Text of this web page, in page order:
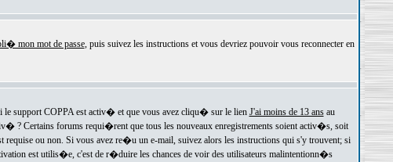
mon mot de passe, puis suivez les instructions et vous devriez pouvoir vous reconnecter en
support COPPA est activ� et que vous avez cliqu� sur le lien J'ai moins de 13 ansau
? Certains forums requi�rent que tous les nouveaux enregistrements soient activ�s, soit
ou non. Si vous avez re�u un e-mail, suivez alors les instructions qui s'y trouvent; si
est utilis�e, c'est de r�duire les chances de voir des utilisateurs malintentionn�s